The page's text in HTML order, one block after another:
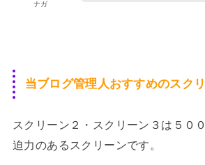
ナガ
当ブログ管理人おすすめのスク
スクリーン２・スクリーン３は５０
迫力のあるスクリーンです。